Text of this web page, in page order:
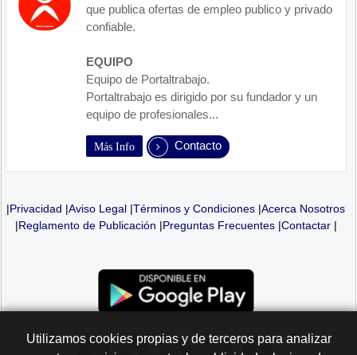
que publica ofertas de empleo publico y privado
confiable.
EQUIPO
Equipo de Portaltrabajo.
Portaltrabajo es dirigido por su fundador y un
equipo de profesionales...
Más Info Contacto
|Privacidad |Aviso Legal |Términos y Condiciones |Acerca Nosotros
|Reglamento de Publicación |Preguntas Frecuentes|Contactar|
Utilizamos cookies propias y de terceros para analizar